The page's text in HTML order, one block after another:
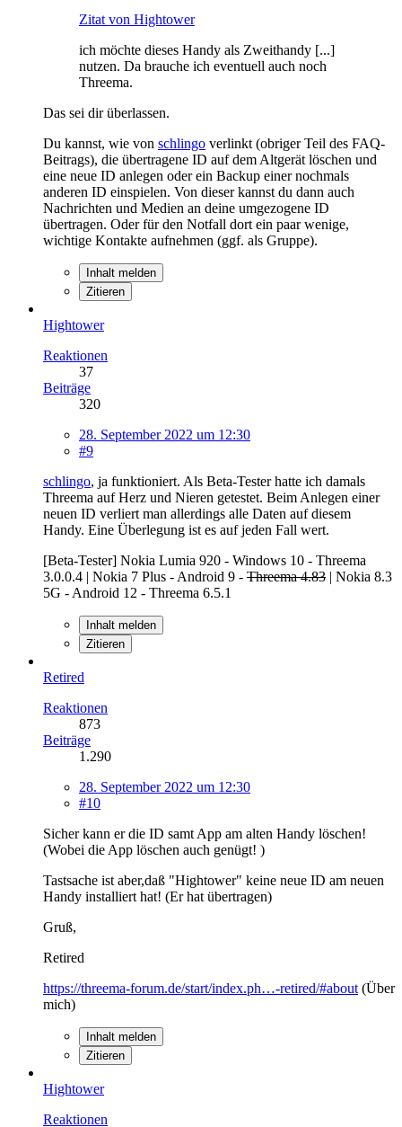
Zitat von Hightower
ich möchte dieses Handy als Zweithandy [...]
nutzen. Da brauche ich eventuell auch noch
Threema.
Das sei dir überlassen.
Du kannst, wie von schlingo verlinkt (obriger Teil des FAQ-
Beitrags), die übertragene ID auf dem Altgerät löschen und
eine neue ID anlegen oder ein Backup einer nochmals
anderen ID einspielen. Von dieser kannst du dann auch
Nachrichten und Medien an deine umgezogene ID
übertragen. Oder für den Notfall dort ein paar wenige,
wichtige Kontakte aufnehmen (ggf. als Gruppe).
Inhalt melden
Zitieren
Hightower
Reaktionen
37
Beiträge
320
28. September 2022 um 12:30
#9
schlingo, ja funktioniert. Als Beta-Tester hatte ich damals
Threema auf Herz und Nieren getestet. Beim Anlegen einer
neuen ID verliert man allerdings alle Daten auf diesem
Handy. Eine Überlegung ist es auf jeden Fall wert.
[Beta-Tester] Nokia Lumia 920 - Windows 10 - Threema
3.0.0.4 | Nokia 7 Plus - Android 9 - Threema 4.83 | Nokia 8.3
5G - Android 12 - Threema 6.5.1
Inhalt melden
Zitieren
Retired
Reaktionen
873
Beiträge
1.290
28. September 2022 um 12:30
#10
Sicher kann er die ID samt App am alten Handy löschen!
(Wobei die App löschen auch genügt! )
Tastsache ist aber,daß "Hightower" keine neue ID am neuen
Handy installiert hat! (Er hat übertragen)
Gruß,
Retired
https://threema-forum.de/start/index.ph…-retired/#about (Über
mich)
Inhalt melden
Zitieren
Hightower
Reaktionen